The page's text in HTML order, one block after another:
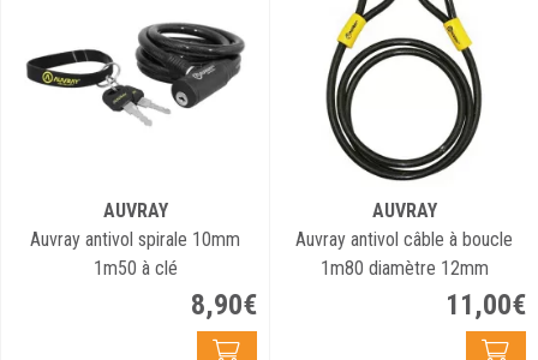
AUVRAY
Auvray antivol spirale 10mm
1m50 à clé
8,90€
AUVRAY
Auvray antivol câble à boucle
1m80 diamètre 12mm
11,00€